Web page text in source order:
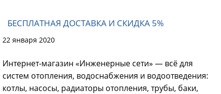
БЕСПЛАТНАЯ ДОСТАВКА И СКИДКА 5%
22 января 2020
Интернет-магазин «Инженерные сети» — всё для
систем отопления, водоснабжения и водоотведения:
котлы, насосы, радиаторы отопления, трубы, баки,